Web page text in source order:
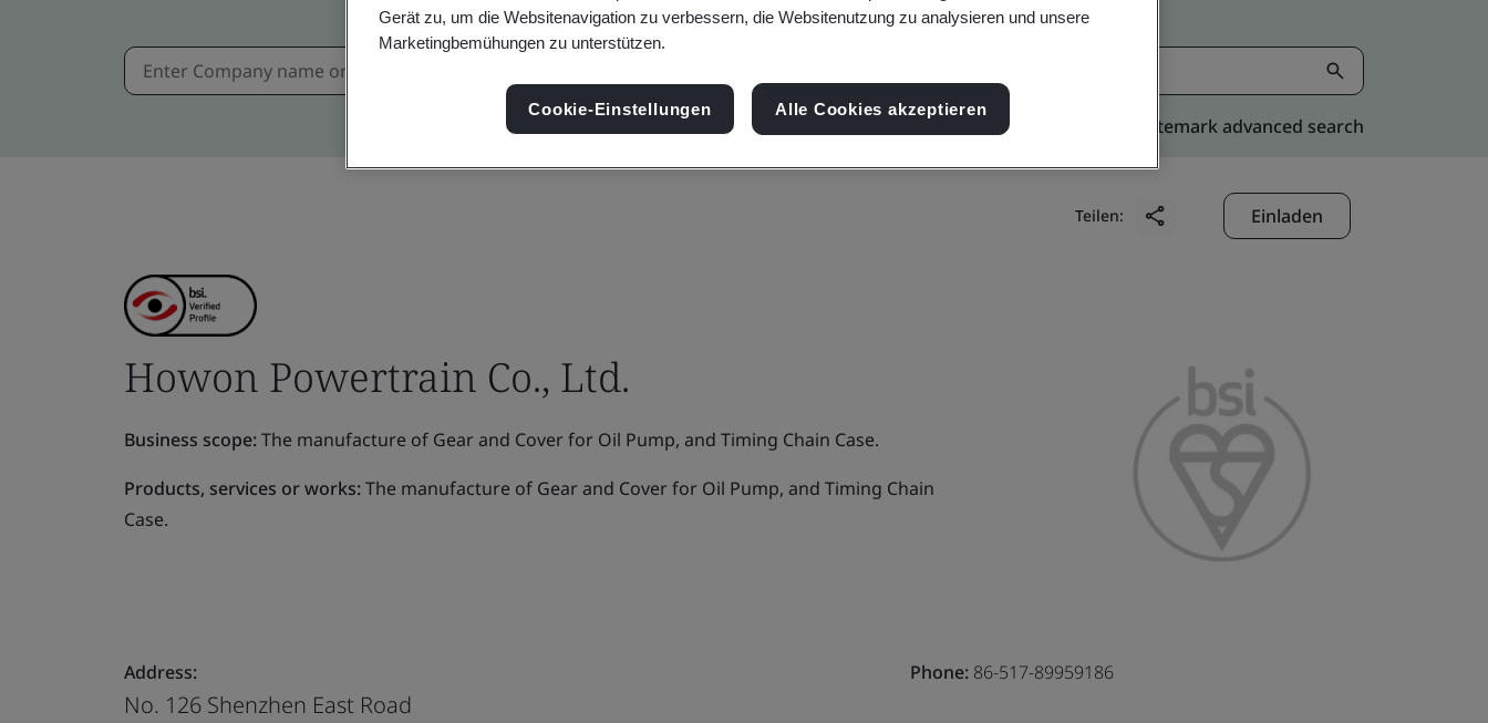
Kitemark advanced search
Teilen: Einladen
Howon Powertrain Co., Ltd.
Business scope:The manufacture of Gear and Cover for Oil Pump, and Timing Chain Case.
Products, services or works:The manufacture of Gear and Cover for Oil Pump, and Timing Chain
Case.
Address:
No. 126 Shenzhen East Road
Phone: 86-517-89959186
Gerät zu, um die Websitenavigation zu verbessern, die Websitenutzung zu analysieren und unsere
Marketingbemühungen zu unterstützen.
Cookie-Einstellungen Alle Cookies akzeptieren